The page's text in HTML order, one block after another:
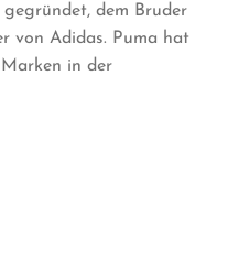
dem Bruder
von Adidas. Puma hat
in der